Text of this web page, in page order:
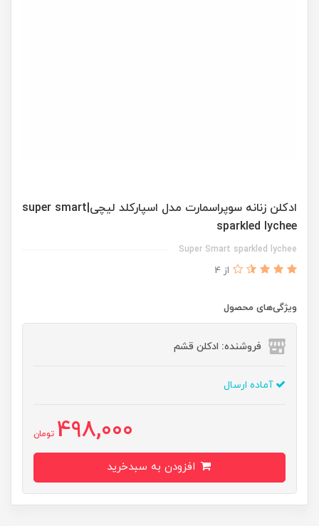
ادكلن زنانه سوپراسمارت مدل اسپاركلد ليچى|super smart
sparkled lychee
Super Smart sparkled lychee
از 4
ویژگی‌های محصول
فروشنده: ادکلن قشم
آماده ارسال
498,000 تومان